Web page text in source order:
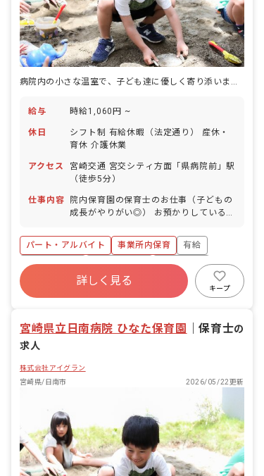
病院内の小さな温室で、子ども達に優しく寄り添いませんか。
給与 時給1,060円 ~
休日
シフト制 有給休暇（法定通り） 産休・
育休 介護休業
アクセス
宮崎交通 宮交シティ方面「県病院前」駅
（徒歩5分）
仕事内容
院内保育園の保育士のお仕事（子どもの
成長がやりがい◎） お預かりしている子
食事・睡眠・排泄・清潔・衣類の着脱等
・集団生活を通じた社会性の装着 ・行事
の計画・実行、お知らせの作成
パート・アルバイト 事業所内保育
有給
福利厚生充実
産休育休制度
未経験歓迎
WEB面接OK
詳しく見る
キープ
宮崎県立日南病院 ひなた保育園 ｜保育士の
求人
株式会社アイグラン
宮崎県/日南市
2026/05/22更新